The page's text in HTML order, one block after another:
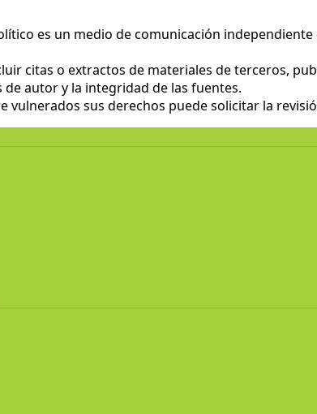
es un medio de comunicación
citas o extractos de materiales de terceros,
autor y la integridad de las fuentes.
vulnerados sus derechos puede solicitar la